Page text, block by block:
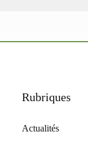
Rubriques
Actualités